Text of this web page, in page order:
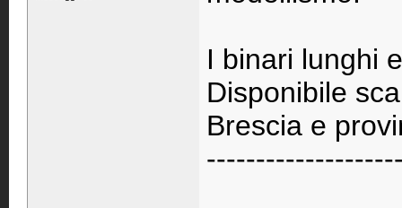
I binari lunghi
Disponibile
Brescia e